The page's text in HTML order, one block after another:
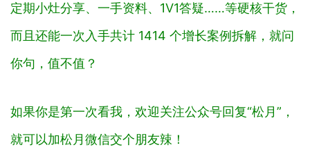
定期小灶分享、一手资料、1V1答疑……等硬核干货，
而且还能一次入手共计 1414 个增长案例拆解，就问
你句，值不值？
如果你是第一次看我，欢迎关注公众号回复“松月”，
就可以加松月微信交个朋友辣！